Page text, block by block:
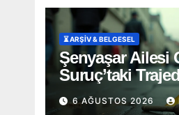
⏳ ARŞİV & BELGESEL
Şenyaşar Ailesi
Suruç’taki
Detayları ve
Süren Adalet
6 AĞUSTOS 2026